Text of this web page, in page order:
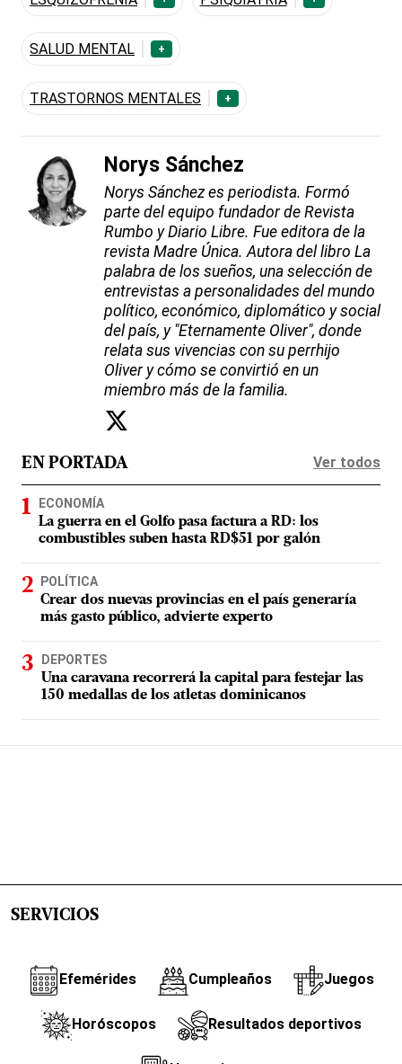
SALUD MENTAL +
TRASTORNOS MENTALES +
Norys Sánchez
Norys Sánchez es periodista. Formó
parte del equipo fundador de Revista
Rumbo y Diario Libre. Fue editora de la
revista Madre Única. Autora del libro La
palabra de los sueños, una selección de
entrevistas a personalidades del mundo
político, económico, diplomático y social
del país, y "Eternamente Oliver", donde
relata sus vivencias con su perrhijo
Oliver y cómo se convirtió en un
miembro más de la familia.
EN PORTADA Ver todos
ECONOMÍA
La guerra en el Golfo pasa factura a RD: los
combustibles suben hasta RD$51 por galón
POLÍTICA
Crear dos nuevas provincias en el país generaría
más gasto público, advierte experto
DEPORTES
Una caravana recorrerá la capital para festejar las
150 medallas de los atletas dominicanos
SERVICIOS
Efemérides Cumpleaños Juegos
Horóscopos Resultados deportivos